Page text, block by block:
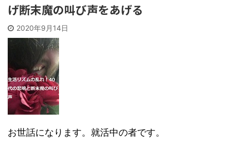
げ断末魔の叫び声をあげる
2020年9月14日
お世話になります。就活中の者です。